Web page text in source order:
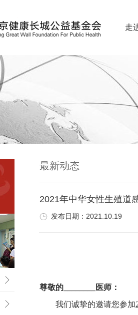
走
最新动态
2021年中华女性生殖道
发布日期：2021.10.19
尊敬的________医师：
我们诚挚的邀请您参加